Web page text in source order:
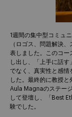
1週間の集中型コミュ
（ロゴス、問題解決
表しました。このコー
し出し、「上手に話
でなく、真実性と感情
した。最終的に教授と
Aula Magnaのステー
して登壇し、「Best
験でした。